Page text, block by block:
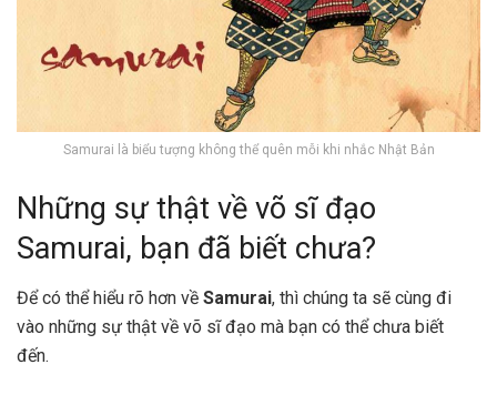
Samurai là biểu tượng không thể quên mỗi khi nhắc Nhật Bản
Những sự thật về võ sĩ đạo
Samurai, bạn đã biết chưa?
Để có thể hiểu rõ hơn về Samurai, thì chúng ta sẽ cùng đi
vào những sự thật về võ sĩ đạo mà bạn có thể chưa biết
đến.